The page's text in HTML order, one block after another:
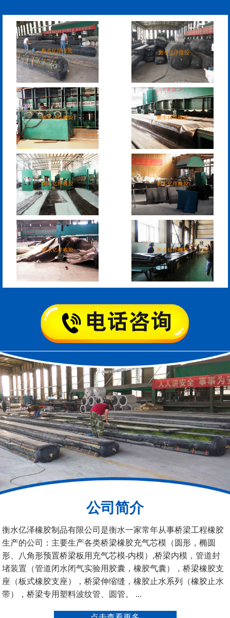
缝
缝
RG型桥梁伸缩缝
D40、60、80型桥梁伸
缩缝
模数式160、240、320伸
缩缝
SF梳型伸缩缝
L型桥梁伸缩缝 Z型桥梁伸缩缝
板式橡胶伸缩缝 C型桥梁伸缩缝
200*25米圆形桥梁气囊 390*14米的圆形充气芯
模
公司简介
衡水亿泽橡胶制品有限公司是衡水一家常年从事桥梁工程橡胶
生产的公司：主要生产各类桥梁橡胶充气芯模（圆形，椭圆
形、八角形预置桥梁板用充气芯模-内模）,桥梁内模，管道封
堵装置（管道闭水闭气实验用胶囊，橡胶气囊），桥梁橡胶支
座（板式橡胶支座），桥梁伸缩缝，橡胶止水系列（橡胶止水
带），桥梁专用塑料波纹管、圆管。 ...